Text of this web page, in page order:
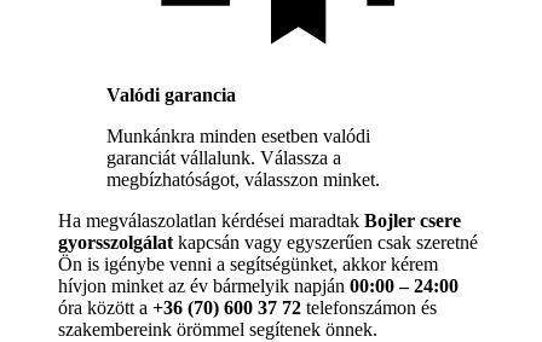
Valódi garancia
Munkánkra minden esetben valódi
garanciát vállalunk. Válassza a
megbízhatóságot, válasszon minket.
Ha megválaszolatlan kérdései maradtak Bojler csere
gyorsszolgálat kapcsán vagy egyszerűen csak szeretné
Ön is igénybe venni a segítségünket, akkor kérem
hívjon minket az év bármelyik napján 00:00 – 24:00
óra között a +36 (70) 600 37 72 telefonszámon és
szakembereink örömmel segítenek önnek.